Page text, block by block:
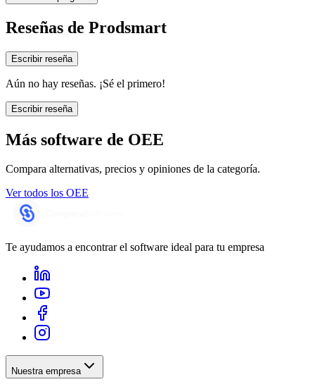
Reseñas de Prodsmart
Escribir reseña
Aún no hay reseñas. ¡Sé el primero!
Escribir reseña
Más software de OEE
Compara alternativas, precios y opiniones de la categoría.
Ver todos los OEE
Te ayudamos a encontrar el software ideal para tu empresa
Nuestra empresa